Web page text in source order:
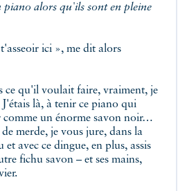
piano alors qu'ils sont en pleine
ici », me dit alors
ce qu'il voulait faire, vraiment, je
là, à tenir ce piano qui
comme un énorme savon noir…
merde, je vous jure, dans la
avec ce dingue, en plus, assis
fichu savon – et ses mains,